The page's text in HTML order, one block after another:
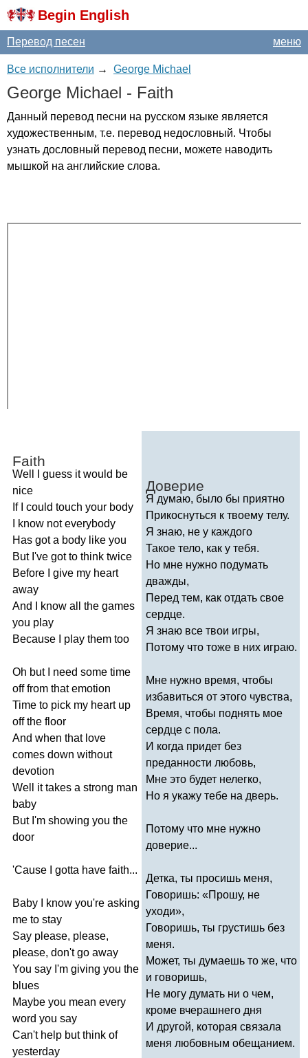
Begin English
меню
Перевод песен
Все исполнители → George Michael
George Michael - Faith
Данный перевод песни на русском языке является
художественным, т.е. перевод недословный. Чтобы
узнать дословный перевод песни, можете наводить
мышкой на английские слова.
Faith
Well guess it would be
nice
If
could touch your body
know not everybody
Has got a body like you
But I've got to think twice
Before
give my heart
away
And
know all the games
you play
Because
play them too
Oh but need some time
off from that emotion
Time to pick my heart up
off the floor
And when that love
comes down without
devotion
Well
it takes a strong man
baby
But I'm showing you the
door
'Cause gotta have faith...
Baby know you're asking
me to stay
Say please, please,
please, don't go away
You say I'm giving you the
blues
Maybe you mean every
word you say
Can't help but think of
yesterday
Доверие
Я думаю, было бы приятно
Прикоснуться к твоему телу.
Я знаю, не у каждого
Такое тело, как у тебя.
Но мне нужно подумать
дважды,
Перед тем, как отдать свое
сердце.
Я знаю все твои игры,
Потому что тоже в них играю.
Мне нужно время, чтобы
избавиться от этого чувства,
Время, чтобы поднять мое
сердце с пола.
И когда придет без
преданности любовь,
Мне это будет нелегко,
Но я укажу тебе на дверь.
Потому что мне нужно
доверие...
Детка, ты просишь меня,
Говоришь: «Прошу, не
уходи»,
Говоришь, ты грустишь без
меня.
Может, ты думаешь то же, что
и говоришь,
Не могу думать ни о чем,
кроме вчерашнего дня
И другой, которая связала
меня любовным обещанием.